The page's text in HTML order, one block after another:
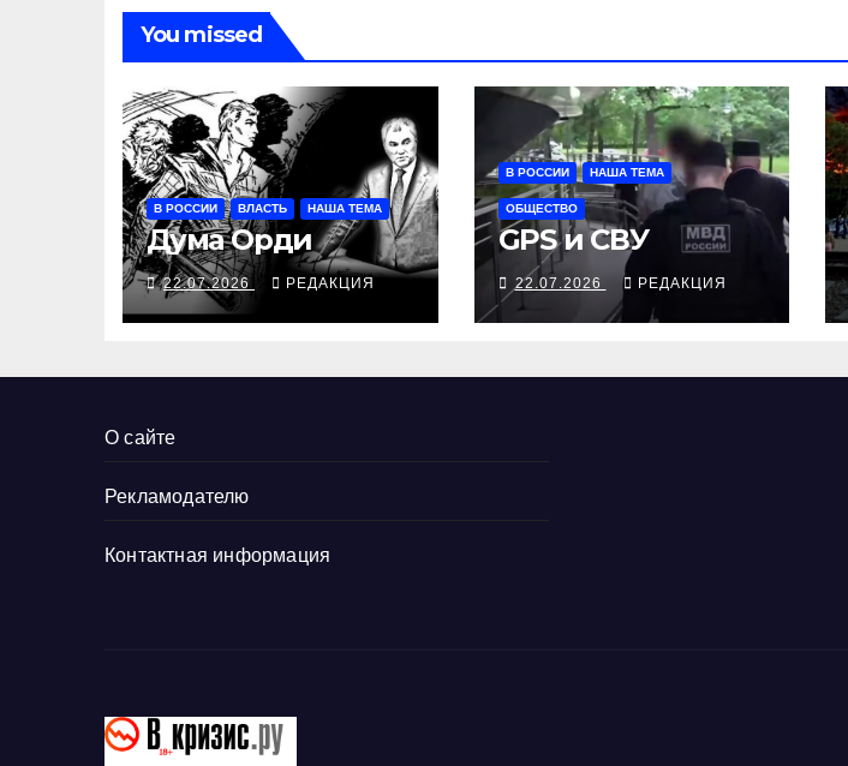
You missed
В РОССИИ ВЛАСТЬ НАША ТЕМА
Дума Орди
22.07.2026 РЕДАКЦИЯ
В РОССИИ НАША ТЕМА
ОБЩЕСТВО
GPS и СВУ
22.07.2026 РЕДАКЦИЯ
О сайте
Рекламодателю
Контактная информация